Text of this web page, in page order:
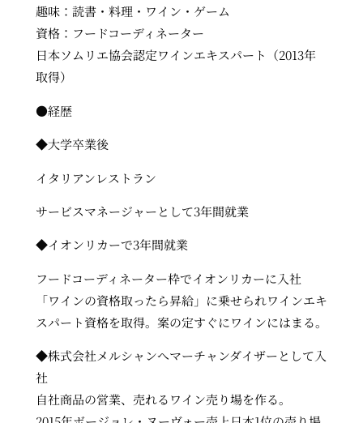
趣味：読書・料理・ワイン・ゲーム
資格：フードコーディネーター
日本ソムリエ協会認定ワインエキスパート（2013年
取得）
●経歴
◆大学卒業後
イタリアンレストラン
サービスマネージャーとして3年間就業
◆イオンリカーで3年間就業
フードコーディネーター枠でイオンリカーに入社
「ワインの資格取ったら昇給」に乗せられワインエキ
スパート資格を取得。案の定すぐにワインにはまる。
◆株式会社メルシャンへマーチャンダイザーとして入
社
自社商品の営業、売れるワイン売り場を作る。